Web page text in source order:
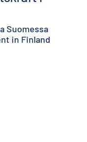
Suomessa
in Finland